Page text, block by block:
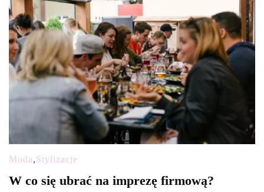
Moda,Stylizacje
W co się ubrać na imprezę firmową?